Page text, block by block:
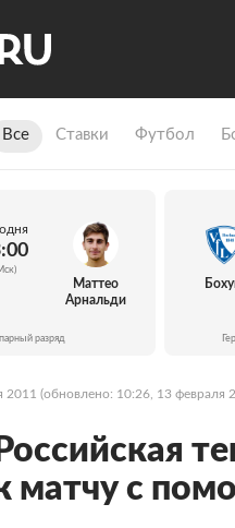
Все Ставки Футбол
Маттео
Арнальди
разряд
2011 (обновлено: 10:26, 13 февраля
Российская
матчу с